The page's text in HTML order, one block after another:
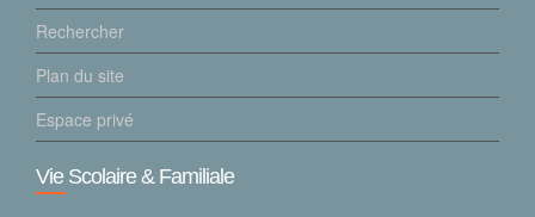
Rechercher
Plan du site
Espace privé
Vie Scolaire & Familiale